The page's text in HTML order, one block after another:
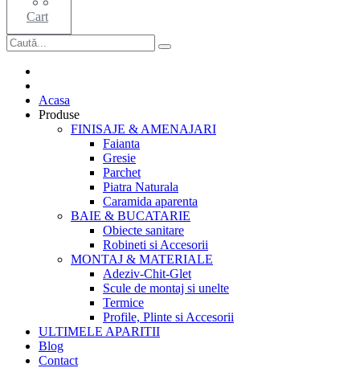
Cart
Acasa
Produse
FINISAJE & AMENAJARI
Faianta
Gresie
Parchet
Piatra Naturala
Caramida aparenta
BAIE & BUCATARIE
Obiecte sanitare
Robineti si Accesorii
MONTAJ & MATERIALE
Adeziv-Chit-Glet
Scule de montaj si unelte
Termice
Profile, Plinte si Accesorii
ULTIMELE APARITII
Blog
Contact